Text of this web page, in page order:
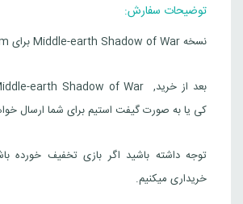
توضیحات سفارش:
نسخه Middle-earth Shadow of War برای Steam است.
کی یا به صورت گیفت استیم برای شما ارسال
توجه داشته باشید اگر بازی تخفیف خورده
خریداری میکنیم.